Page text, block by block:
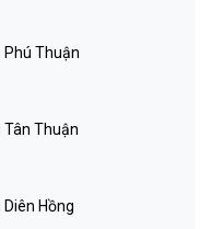
Phú Thuận
Tân Thuận
Hồng